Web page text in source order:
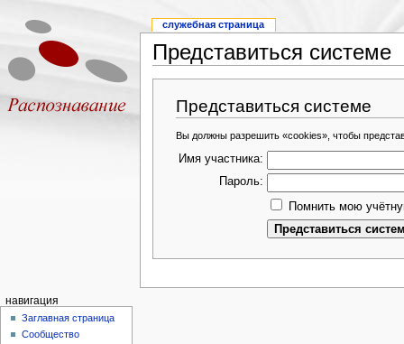
Представиться системе
Представиться системе
Вы должны разрешить «cookies», чтобы
Имя участника:
Пароль:
Помнить мою
служебная страница
навигация
Заглавная страница
Сообщество